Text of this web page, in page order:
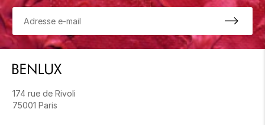
174 rue de Rivoli
75001 Paris